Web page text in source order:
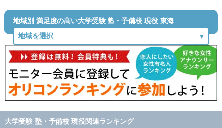
地域別 満足度の高い大学受験 塾・予備校 現役 東海
大学受験 塾・予備校 現役関連ランキング